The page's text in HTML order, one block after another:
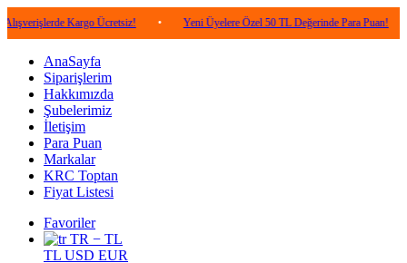
Kargo Ücretsiz! • Yeni Üyelere Özel 50 TL Değerinde Para Puan! •
AnaSayfa
Siparişlerim
Hakkımızda
Şubelerimiz
İletişim
Para Puan
Markalar
KRC Toptan
Fiyat Listesi
Favoriler
TR − TL
TL USD EUR